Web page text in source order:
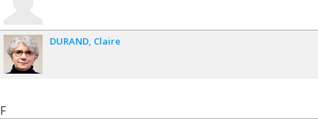
DURAND Claire
F